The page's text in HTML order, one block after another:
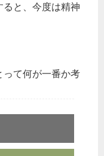
と、今度は精神
て何が一番か考